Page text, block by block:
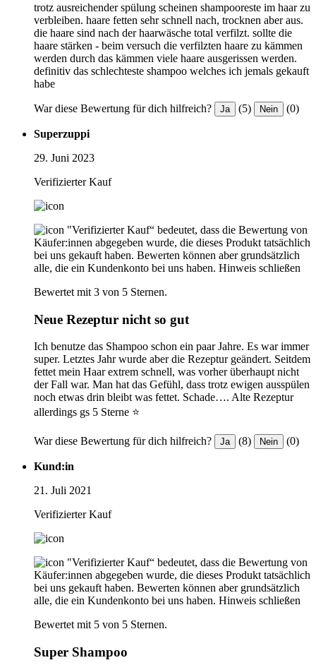
trotz ausreichender spülung scheinen shampooreste im haar zu
verbleiben. haare fetten sehr schnell nach, trocknen aber aus.
die haare sind nach der haarwäsche total verfilzt. sollte die
haare stärken - beim versuch die verfilzten haare zu kämmen
werden durch das kämmen viele haare ausgerissen werden.
definitiv das schlechteste shampoo welches ich jemals gekauft
habe
War diese Bewertung für dich hilfreich? Ja (5) Nein (0)
Superzuppi
29. Juni 2023
Verifizierter Kauf
"Verifizierter Kauf“ bedeutet, dass die Bewertung von
Käufer:innen abgegeben wurde, die dieses Produkt tatsächlich
bei uns gekauft haben. Bewerten können aber grundsätzlich
alle, die ein Kundenkonto bei uns haben. Hinweis schließen
Bewertet mit 3 von 5 Sternen.
Neue Rezeptur nicht so gut
Ich benutze das Shampoo schon ein paar Jahre. Es war immer
super. Letztes Jahr wurde aber die Rezeptur geändert. Seitdem
fettet mein Haar extrem schnell, was vorher überhaupt nicht
der Fall war. Man hat das Gefühl, dass trotz ewigen ausspülen
noch etwas drin bleibt was fettet. Schade…. Alte Rezeptur
allerdings gs 5 Sterne ⭐️
War diese Bewertung für dich hilfreich? Ja (8) Nein (0)
Kund:in
21. Juli 2021
Verifizierter Kauf
"Verifizierter Kauf“ bedeutet, dass die Bewertung von
Käufer:innen abgegeben wurde, die dieses Produkt tatsächlich
bei uns gekauft haben. Bewerten können aber grundsätzlich
alle, die ein Kundenkonto bei uns haben. Hinweis schließen
Bewertet mit 5 von 5 Sternen.
Super Shampoo